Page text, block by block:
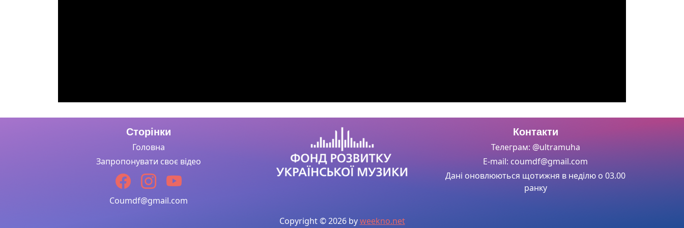
Сторінки
Головна
Запропонувати своє відео
Coumdf@gmail.com
Контакти
Телеграм: @ultramuha
E-mail: coumdf@gmail.com
Дані оновлюються щотижня в неділю о 03.00
ранку
Copyright © 2026 byweekno.net